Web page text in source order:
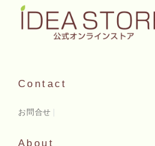
Contact
お問合せ
About